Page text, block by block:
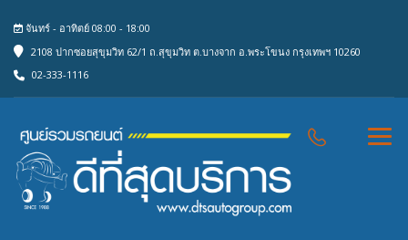
จันทร์ - อาทิตย์ 08:00 - 18:00
2108 ปากซอยสุขุมวิท 62/1 ถ.สุขุมวิท ต.บางจาก อ.พระโขนง กรุงเทพฯ 10260
02-333-1116